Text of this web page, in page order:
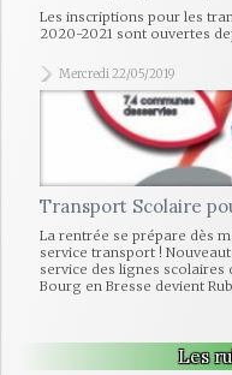
Les inscriptions pour les
2020-2021 sont ouvertes
Mercredi 22/05/2019
Transport Scolaire
La rentrée se prépare dès
service transport !
service des lignes scolaires
Bourg en Bresse devient
Les